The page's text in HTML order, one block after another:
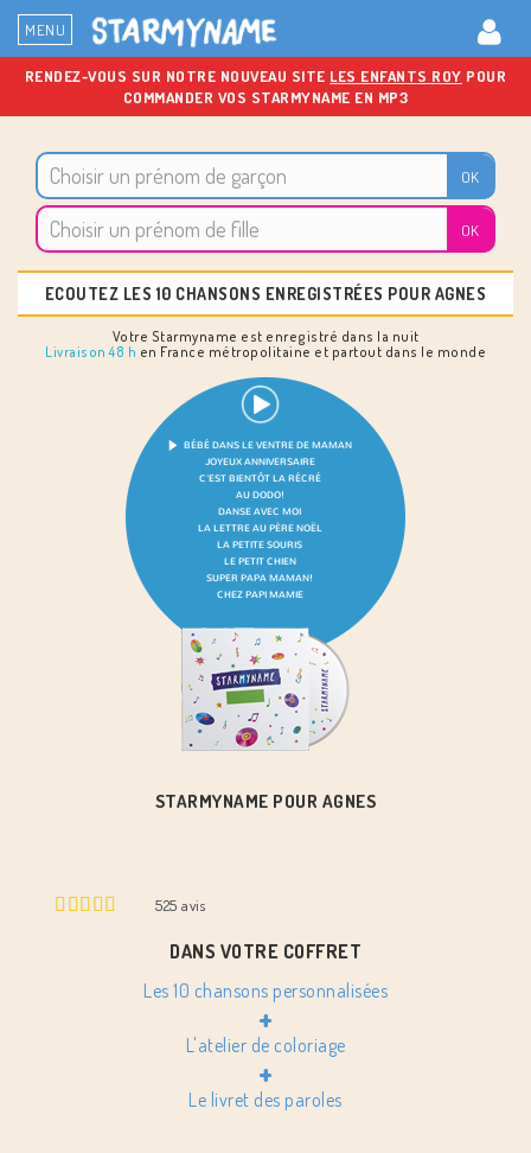
MENU
RENDEZ-VOUS SUR NOTRE NOUVEAU SITE LES ENFANTS ROY POUR
COMMANDER VOS STARMYNAME EN MP3
ECOUTEZ LES 10 CHANSONS ENREGISTRÉES POUR AGNES
Votre Starmyname est enregistré dans la nuit
Livraison 48 h en France métropolitaine et partout dans le monde
STARMYNAME POUR AGNES
525avis
DANS VOTRE COFFRET
Les 10 chansons personnalisées
+
L'atelier de coloriage
+
Le livret des paroles